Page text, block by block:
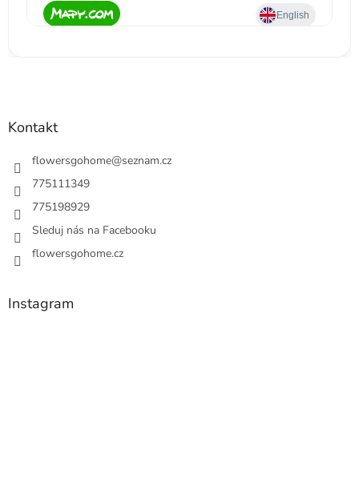
Kontakt
flowersgohome@seznam.cz
775111349
775198929
Sleduj nás na Facebooku
flowersgohome.cz
Instagram